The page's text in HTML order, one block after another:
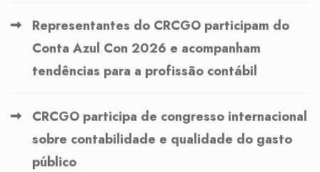
Representantes do CRCGO participam do
Conta Azul Con 2026 e acompanham
tendências para a profissão contábil
CRCGO participa de congresso internacional
sobre contabilidade e qualidade do gasto
público